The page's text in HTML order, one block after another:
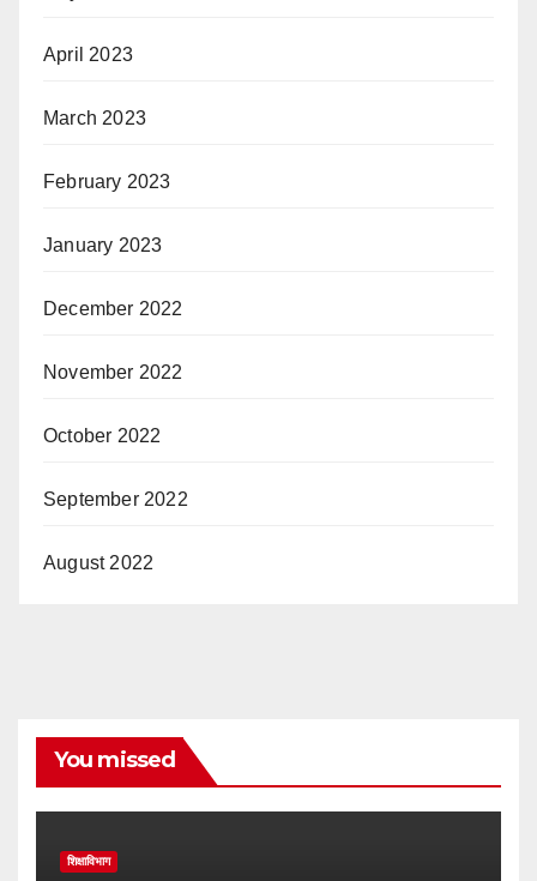
April 2023
March 2023
February 2023
January 2023
December 2022
November 2022
October 2022
September 2022
August 2022
You missed
शिक्षाविभाग